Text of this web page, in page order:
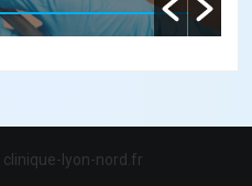
clinique-lyon-nord.fr